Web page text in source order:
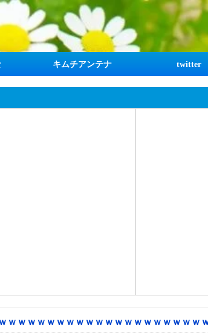
キムチアンテナ twitter
ｗｗｗｗｗｗｗｗｗｗｗｗｗｗｗｗｗｗｗ